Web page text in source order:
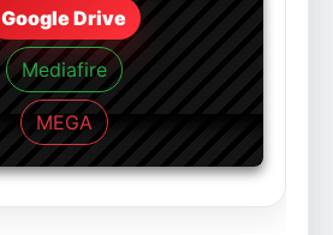
Google Drive
Mediafire
MEGA